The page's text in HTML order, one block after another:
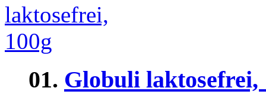
01. Globuli laktosefrei,